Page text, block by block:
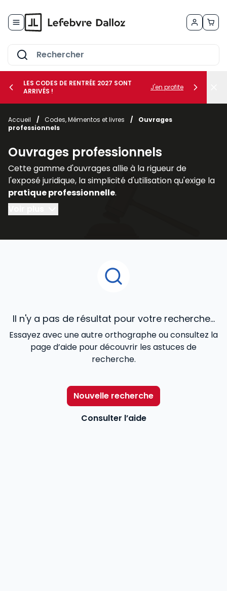
le sous-menu Vos métiers
LES CODES DE RENTRÉE 2027 SONT
ARRIVÉS !
J'en profite
Accueil / Codes, Mémentos et livres /
Ouvrages
professionnels
Ouvrages professionnels
Cette gamme d'ouvrages allie à la rigueur de
l'exposé juridique, la simplicité d'utilisation qu'exige la
pratique professionnelle.
Regroupés par thèmes ou par collections, les
espace de notre catalogue en ligne, ont été confiés
pour répondre de façon cohérente à vos besoins
Il n'y a pas de résultat pour votre recherche...
Essayez avec une autre orthographe ou consultez la
page d’aide pour découvrir les astuces de
recherche.
Nouvelle recherche
Consulter l’aide